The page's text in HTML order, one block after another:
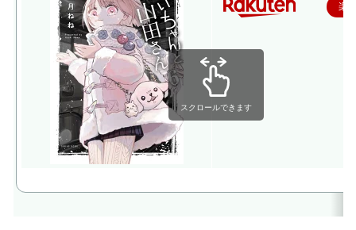
楽
スクロールできます